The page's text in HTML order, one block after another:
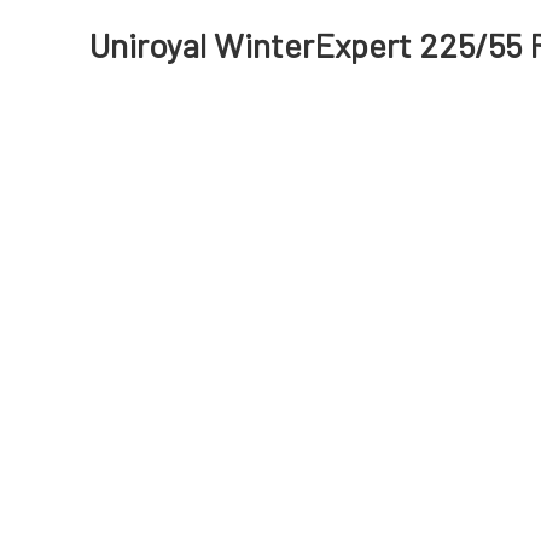
Uniroyal WinterExpert 225/55 R